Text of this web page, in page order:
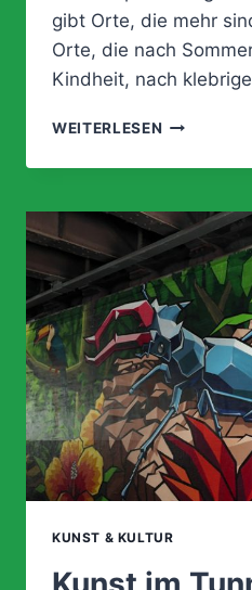
gibt Orte, die mehr
Orte, die nach
Kindheit, nach
WEITERLESEN EIN
„CIAO“
DER
EISDIELE
KUNST & KULTUR